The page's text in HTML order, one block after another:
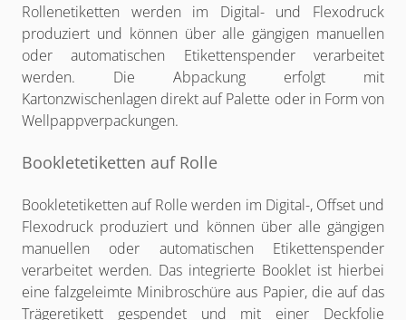
Rollenetiketten werden im Digital- und Flexodruck
produziert und können über alle gängigen manuellen
oder automatischen Etikettenspender verarbeitet
werden. Die Abpackung erfolgt mit
Kartonzwischenlagen direkt auf Palette oder in Form von
Wellpappverpackungen.
Bookletetiketten auf Rolle
Bookletetiketten auf Rolle werden im Digital-, Offset und
Flexodruck produziert und können über alle gängigen
manuellen oder automatischen Etikettenspender
verarbeitet werden. Das integrierte Booklet ist hierbei
eine falzgeleimte Minibroschüre aus Papier, die auf das
Trägeretikett gespendet und mit einer Deckfolie